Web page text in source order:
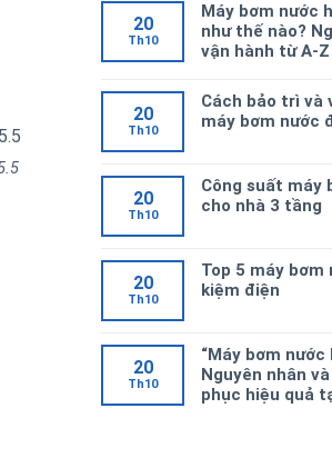
20
Th10
Máy bơm nước
như thế nào?
vận hành từ A-Z
20
Th10
Cách bảo trì và
máy bơm nước
20
Th10
Công suất máy
cho nhà 3 tầng
20
Th10
Top 5 máy
kiệm điện
20
Th10
“Máy bơm nước
Nguyên nhân
phục hiệu quả